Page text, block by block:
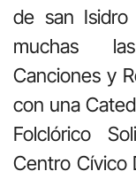
de san Isidro
muchas
Canciones y
con una
Folclórico
Centro Cívico